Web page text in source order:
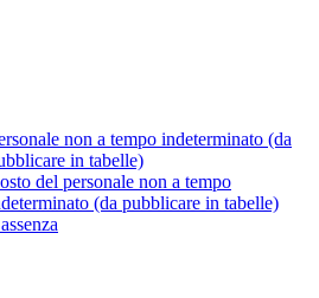
non a tempo indeterminato (da
in tabelle)
del personale non a tempo
(da pubblicare in tabelle)